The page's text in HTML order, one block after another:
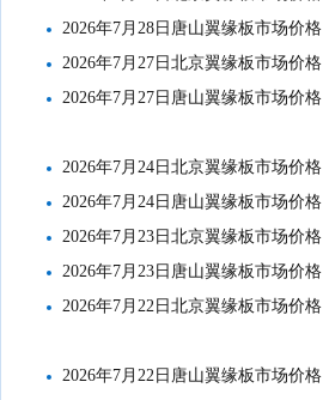
2026年7月28日唐山翼缘板市场价格
2026年7月27日北京翼缘板市场价格
2026年7月27日唐山翼缘板市场价格
2026年7月24日北京翼缘板市场价格
2026年7月24日唐山翼缘板市场价格
2026年7月23日北京翼缘板市场价格
2026年7月23日唐山翼缘板市场价格
2026年7月22日北京翼缘板市场价格
2026年7月22日唐山翼缘板市场价格